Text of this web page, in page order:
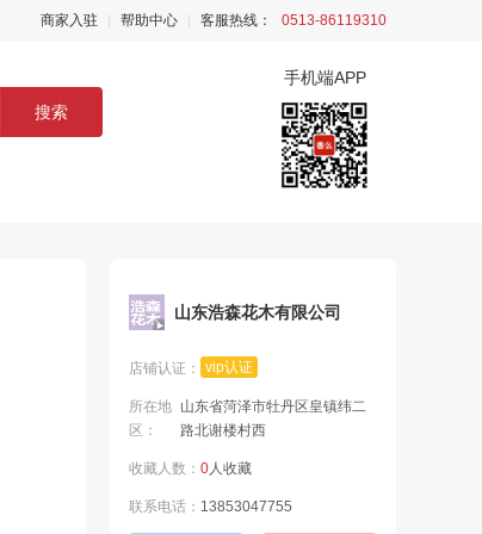
商家入驻 帮助中心 客服热线： 0513-86119310
搜索
手机端APP
山东浩森花木有限公司
店铺认证： vip认证
所在地
区：
山东省菏泽市牡丹区皇镇纬二
路北谢楼村西
收藏人数： 0人收藏
联系电话： 13853047755